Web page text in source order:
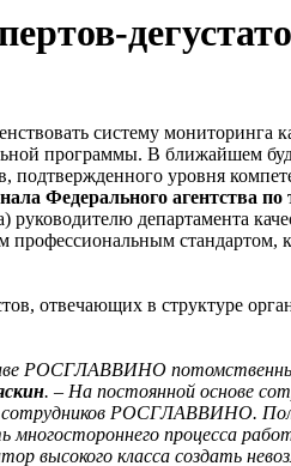
систему мониторинга
программы. В ближайшем
подтвержденного уровня
Федерального
руководителю
профессиональным стандартом,
отвечающих в структуре
РОСГЛАВВИНО потомственных
. – На постоянной основе
РОСГЛАВВИНО.
многостороннего процесса
высокого класса создать